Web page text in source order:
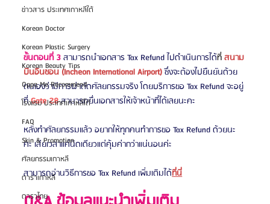
ข่าวสาร ประเทศเกาหลีใต้
Korean Doctor
Korean Plastic Surgery
Korean Beauty Tips
Oppa Me Recommend
โรงแรม ประเทศเกาหลีใต้
FAQ
Skin & Promotion
ศัลยกรรมเกาหลี
ดาราเกาหลี
ดาราไทย
ขั้นตอนที่ 3 สามารถนำเอกสาร Tax Refund ไปดำเนินการได้ที่ สนาม
บินอินชอน (Incheon International Airport) ซึ่งจะต้องไปยืนยันด้วย
ตนเองว่ามีการผ่าตัดศัลยกรรมจริง โดยบริการขอ Tax Refund จะอยู่
ที่ Gate 28 สามารถยื่นเอกสารให้เจ้าหน้าที่ได้เลยนะคะ
หลังทำศัลยกรรมแล้ว อยากให้ทุกคนทำการขอ Tax Refund ด้วยนะ
คะ เสียเวลาแค่นิดเดียวแต่คุ้มค่ากว่าแน่นอนค่ะ
สามารถอ่านวิธีการขอ Tax Refund เพิ่มเติมได้ที่นี่